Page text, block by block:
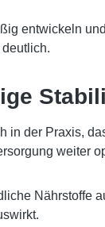
entwickeln
in der Praxis,
weiter